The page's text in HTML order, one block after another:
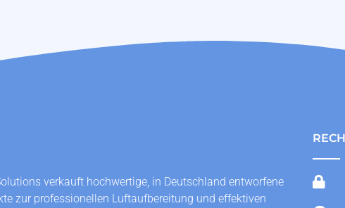
verkauft hochwertige, in Deutschland entworfene
zur professionellen Luftaufbereitung und effektiven